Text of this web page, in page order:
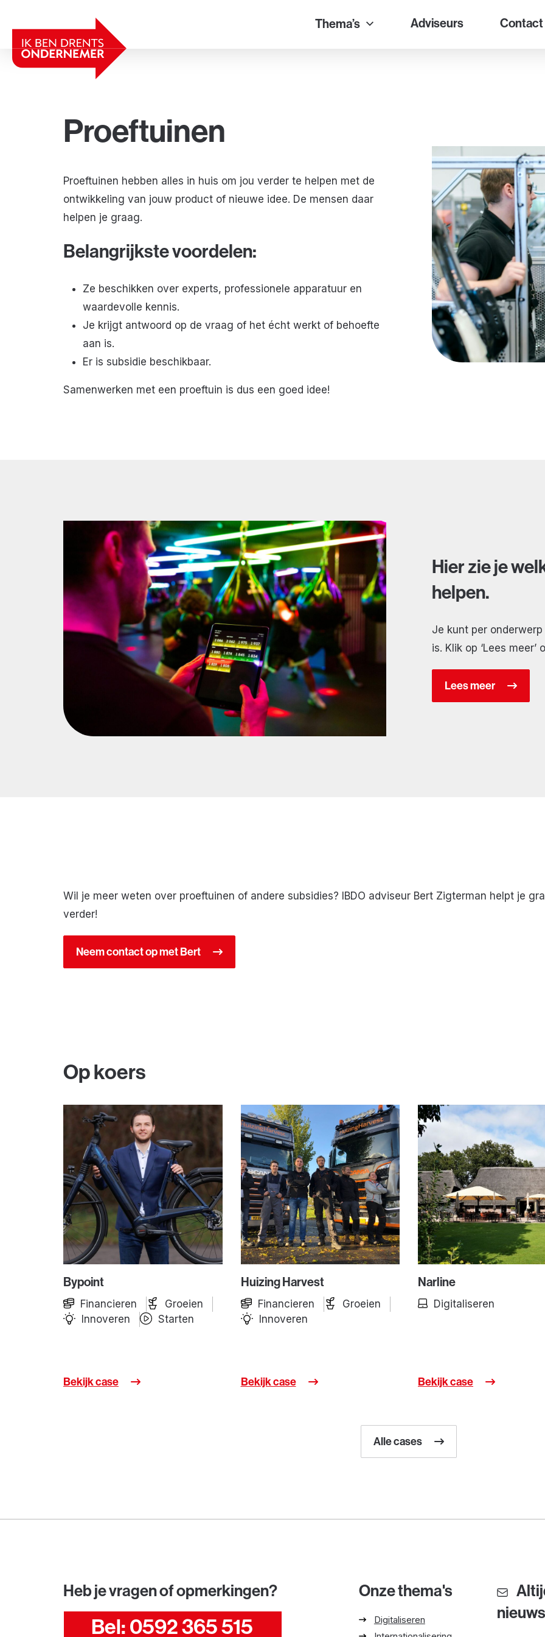
Thema’s Adviseurs Contact
Proeftuinen
Proeftuinen hebben alles in huis om jou verder te helpen met de
ontwikkeling van jouw product of nieuwe idee. De mensen daar
helpen je graag.
Belangrijkste voordelen:
Ze beschikken over experts, professionele apparatuur en
waardevolle kennis.
Je krijgt antwoord op de vraag of het écht werkt of behoefte
aan is.
Er is subsidie beschikbaar.
Samenwerken met een proeftuin is dus een goed idee!
Hier zie je
helpen.
Je kunt per
is. Klik op ‘Lees
Lees meer
Wil je meer weten over proeftuinen of andere subsidies? IBDO adviseur Bert Zigterman helpt je
verder!
Neem contact op met Bert
Op koers
Bypoint
Financieren
Groeien
Innoveren
Starten
Bekijk case
Huizing Harvest
Financieren
Groeien
Innoveren
Bekijk case
Narline
Digitaliseren
Bekijk case
Alle cases
Heb je vragen of opmerkingen?
Bel: 0592 365 515
Onze thema's
Digitaliseren
nieuws